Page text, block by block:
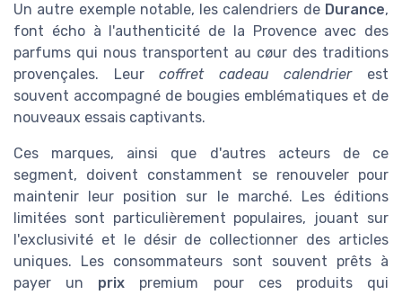
Un autre exemple notable, les calendriers de Durance,
font écho à l'authenticité de la Provence avec des
parfums qui nous transportent au cøur des traditions
provençales. Leurcoffret cadeau calendrierest
souvent accompagné de bougies emblématiques et de
nouveaux essais captivants.
Ces marques, ainsi que d'autres acteurs de ce
segment, doivent constamment se renouveler pour
maintenir leur position sur le marché. Les éditions
limitées sont particulièrement populaires, jouant sur
l'exclusivité et le désir de collectionner des articles
uniques. Les consommateurs sont souvent prêts à
payer un prix premium pour ces produits qui